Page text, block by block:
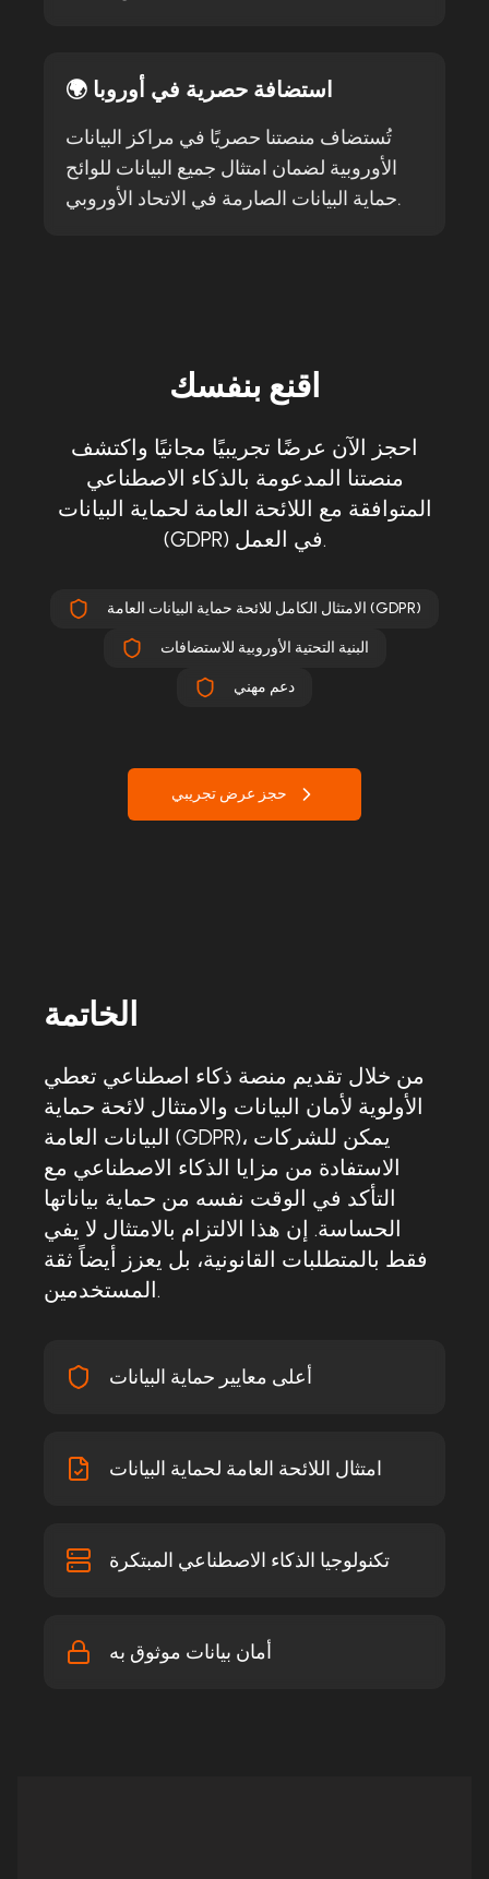
🌍 استضافة حصرية في أوروبا
تُستضاف منصتنا حصريًا في مراكز البيانات
الأوروبية لضمان امتثال جميع البيانات للوائح
حماية البيانات الصارمة في الاتحاد الأوروبي.
اقنع بنفسك
احجز الآن عرضًا تجريبيًا مجانيًا واكتشف
منصتنا المدعومة بالذكاء الاصطناعي
المتوافقة مع اللائحة العامة لحماية البيانات
(GDPR) في العمل.
الامتثال الكامل للائحة حماية البيانات العامة (GDPR)
البنية التحتية الأوروبية للاستضافات
دعم مهني
حجز عرض تجريبي
الخاتمة
من خلال تقديم منصة ذكاء اصطناعي تعطي
الأولوية لأمان البيانات والامتثال لائحة حماية
البيانات العامة (GDPR)، يمكن للشركات
الاستفادة من مزايا الذكاء الاصطناعي مع
التأكد في الوقت نفسه من حماية بياناتها
الحساسة. إن هذا الالتزام بالامتثال لا يفي
فقط بالمتطلبات القانونية، بل يعزز أيضاً ثقة
المستخدمين.
أعلى معايير حماية البيانات
امتثال اللائحة العامة لحماية البيانات
تكنولوجيا الذكاء الاصطناعي المبتكرة
أمان بيانات موثوق به